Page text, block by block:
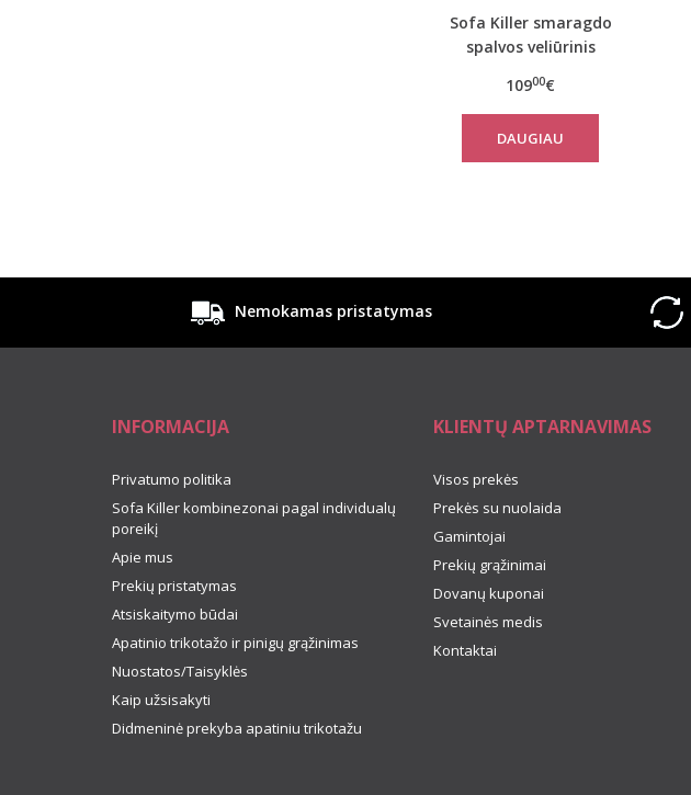
Sofa Killer smaragdo
spalvos veliūrinis
10900€
DAUGIAU
Nemokamas pristatymas
INFORMACIJA
Privatumo politika
Sofa Killer kombinezonai pagal individualų
poreikį
Apie mus
Prekių pristatymas
Atsiskaitymo būdai
Apatinio trikotažo ir pinigų grąžinimas
Nuostatos/Taisyklės
Kaip užsisakyti
Didmeninė prekyba apatiniu trikotažu
KLIENTŲ APTARNAVIMAS
Visos prekės
Prekės su nuolaida
Gamintojai
Prekių grąžinimai
Dovanų kuponai
Svetainės medis
Kontaktai